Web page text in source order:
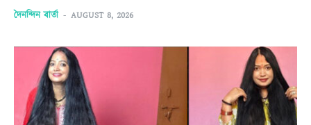
দৈনন্দিন বাৰ্তা - AUGUST 8, 2026